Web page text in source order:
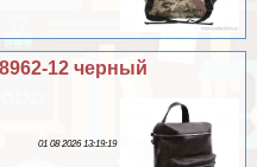
12 черный
01 08 2026 13:19:19